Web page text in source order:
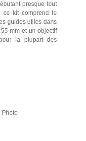
presque tout
ce kit comprend le
guides utiles dans
mm et un objectif
la plupart des
Photo